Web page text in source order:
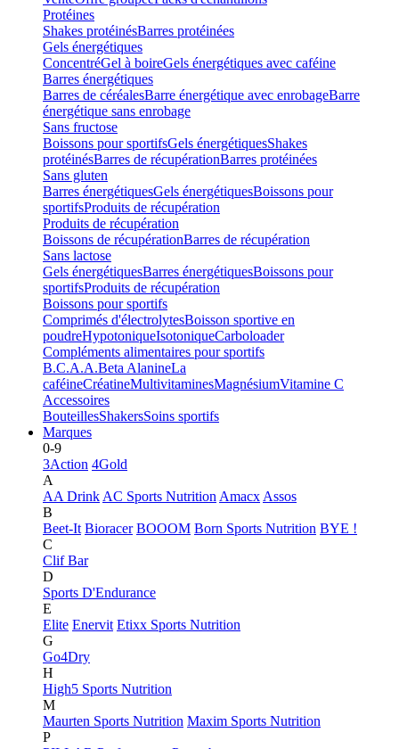
Protéines
Shakes protéinésBarres protéinées
Gels énergétiques
ConcentréGel à boireGels énergétiques avec caféine
Barres énergétiques
Barres de céréalesBarre énergétique avec enrobageBarre
énergétique sans enrobage
Sans fructose
Boissons pour sportifsGels énergétiquesShakes
protéinésBarres de récupérationBarres protéinées
Sans gluten
Barres énergétiquesGels énergétiquesBoissons pour
sportifsProduits de récupération
Produits de récupération
Boissons de récupérationBarres de récupération
Sans lactose
Gels énergétiquesBarres énergétiquesBoissons pour
sportifsProduits de récupération
Boissons pour sportifs
Comprimés d'électrolytesBoisson sportive en
poudreHypotoniqueIsotoniqueCarboloader
Compléments alimentaires pour sportifs
B.C.A.A.Beta AlanineLa
caféineCréatineMultivitaminesMagnésiumVitamine C
Accessoires
BouteillesShakersSoins sportifs
Marques
0-9
3Action 4Gold
A
AA Drink AC Sports Nutrition Amacx Assos
B
Beet-It Bioracer BOOOM Born Sports Nutrition BYE !
C
Clif Bar
D
Sports D'Endurance
E
Elite Enervit Etixx Sports Nutrition
G
Go4Dry
H
High5 Sports Nutrition
M
Maurten Sports Nutrition Maxim Sports Nutrition
P